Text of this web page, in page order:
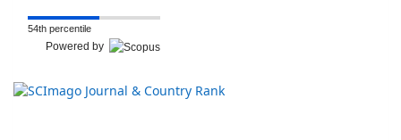
54th percentile
Powered by